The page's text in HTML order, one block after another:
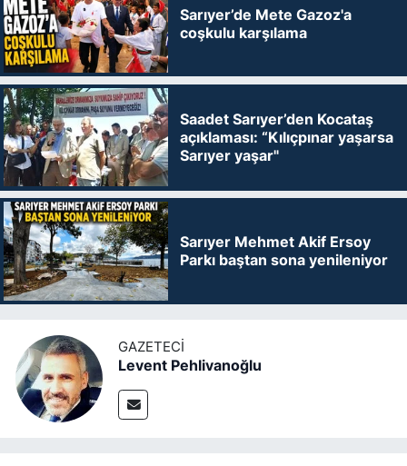
Sarıyer’de Mete Gazoz'a
coşkulu karşılama
Saadet Sarıyer’den Kocataş
açıklaması: “Kılıçpınar yaşarsa
Sarıyer yaşar"
Sarıyer Mehmet Akif Ersoy
Parkı baştan sona yenileniyor
GAZETECI
Levent Pehlivanoğlu